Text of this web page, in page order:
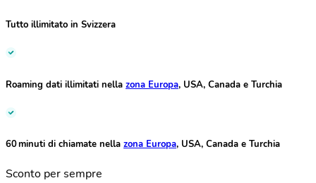
Tutto illimitato in Svizzera
Roaming dati illimitati nella zona Europa, USA, Canada e Turchia
60 minuti di chiamate nella zona Europa, USA, Canada e Turchia
Sconto per sempre